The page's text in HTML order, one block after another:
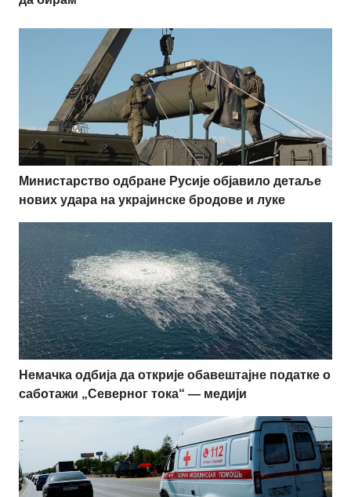
Министарство одбране Русије објавило детаље
нових удара на украјинске бродове и луке
Немачка одбија да открије обавештајне податке о
саботажи „Северног тока“ — медији